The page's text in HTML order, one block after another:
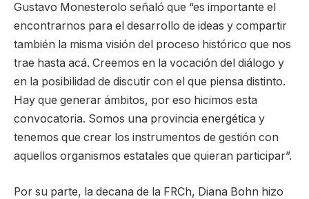
Gustavo Monesterolo señaló que “es importante el
encontrarnos para el desarrollo de ideas y compartir
también la misma visión del proceso histórico que nos
trae hasta acá. Creemos en la vocación del diálogo y
en la posibilidad de discutir con el que piensa distinto.
Hay que generar ámbitos, por eso hicimos esta
convocatoria. Somos una provincia energética y
tenemos que crear los instrumentos de gestión con
aquellos organismos estatales que quieran participar”.
Por su parte, la decana de la FRCh, Diana Bohn hizo